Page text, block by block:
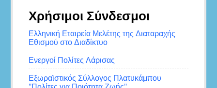
Χρήσιμοι Σύνδεσμοι
Ελληνική Εταιρεία Μελέτης της Διαταραχής
Εθισμού στο Διαδίκτυο
Ενεργοί Πολίτες Λάρισας
Εξωραϊστικός Σύλλογος Πλατυκάμπου